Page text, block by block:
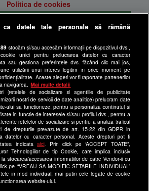
Politica de cookies
de confidentialitate
gratuite pe Lajumate.ro
Ultimele Stiri
Happy Channel
Echipa editorială
Site-uri Antena Group
a1.ro
antenastars.ro
as.ro
catine.ro
chefi.ro
deparinti.ro
datele tale personale să rămână
stocăm și/sau accesăm informații pe dispozitivul dvs.,
unici pentru prelucrarea datelor cu caracter
sau gestiona preferințele dvs. făcând clic mai jos,
utilizării unui interes legitim în orice moment pe
Aceste alegeri vor fi raportate partenerilor
navigarea.
Mai multe detalii
(retelele de socializare si agentiile de publicitate
nostri de servicii de date analitice) prelucram date
ului sa functioneze, pentru a personaliza continutul si
in functie de interesele si/sau profilul dvs., pentru a
retelelor de socializare si pentru a analiza traficul
de drepturile prevazute de art. 15-22 din GDPR in
datelor cu caracter personal. Aceste drepturi pot fi
indicataaici . Prin click pe “ACCEPT TOATE”,
Tehnologiilor de tip Cookie, care implica inclusiv
stocarea/accesarea informatiilor de catre Vendor-ii cu
pe “VREAU SA MODIFIC SETARILE INDIVIDUAL”
in mod individual, mai putin cele legate de cookie
website-ului.